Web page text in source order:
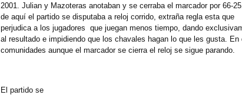
2001. Julian y Mazoteras anotaban y se cerraba el marcador por 66-
de aquí el partido se disputaba a reloj corrido, extraña regla esta que
perjudica a los jugadores que juegan menos tiempo, dando
al resultado e impidiendo que los chavales hagan lo que les gusta. En
comunidades aunque el marcador se cierra el reloj se sigue parando.
El partido se